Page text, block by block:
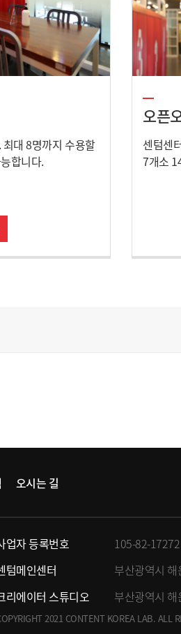
대 8명까지 수용할
합니다.
오픈
센텀센
7개소
오시는 길
업자 등록번호
105-82-17272
텀메인센터
부산광역시
리에이터 스튜디오
부산광역시
2021 CONTENT KOREA LAB. ALL